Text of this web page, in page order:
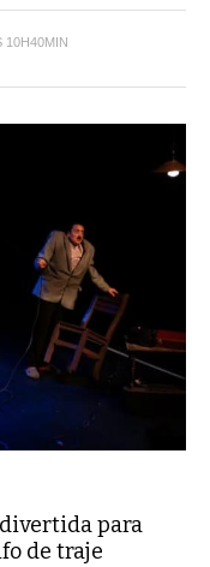
10H40MIN
para
de traje